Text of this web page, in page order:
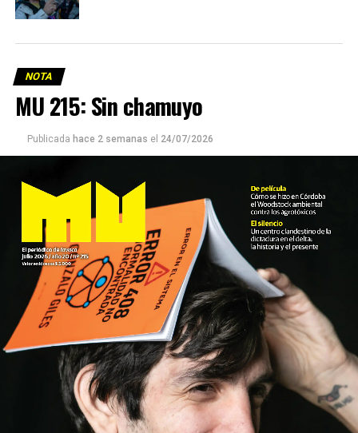
NOTA
MU 215: Sin chamuyo
Publicada hace 2 semanas el 24/07/2026